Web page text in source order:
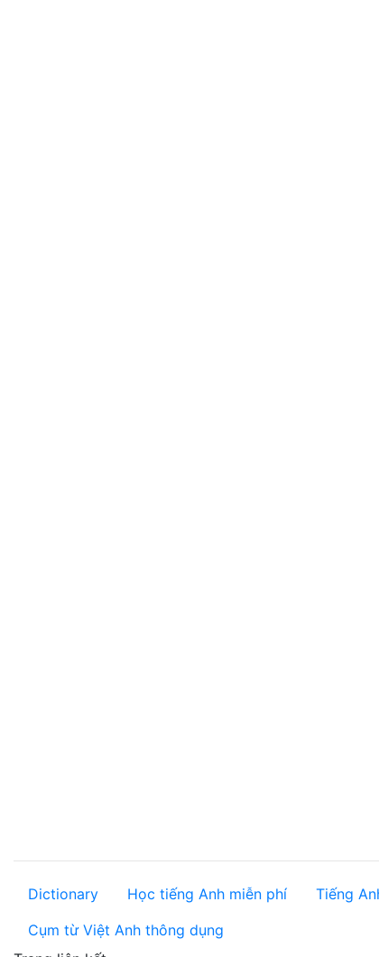
Dictionary Học tiếng Anh miễn phí Tiếng
Cụm từ Việt Anh thông dụng